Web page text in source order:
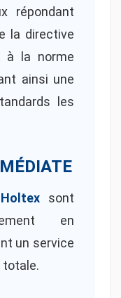
répondant
la directive
la norme
ainsi une
les
Holtexsont
en
un service